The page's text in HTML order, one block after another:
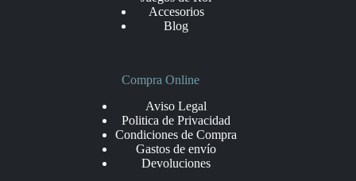
Accesorios
Blog
Compra Online
Aviso Legal
Politica de Privacidad
Condiciones de Compra
Gastos de envío
Devoluciones